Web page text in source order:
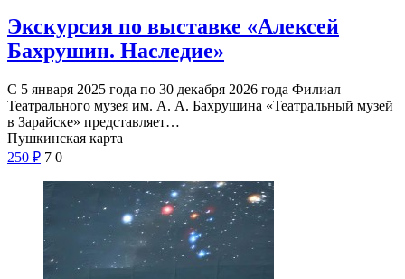
Экскурсия по выставке «Алексей
Бахрушин. Наследие»
С 5 января 2025 года по 30 декабря 2026 года Филиал
Театрального музея им. А. А. Бахрушина «Театральный музей
в Зарайске» представляет…
Пушкинская карта
250 ₽ 7 0